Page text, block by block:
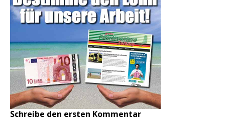
Schreibe den ersten Kommentar